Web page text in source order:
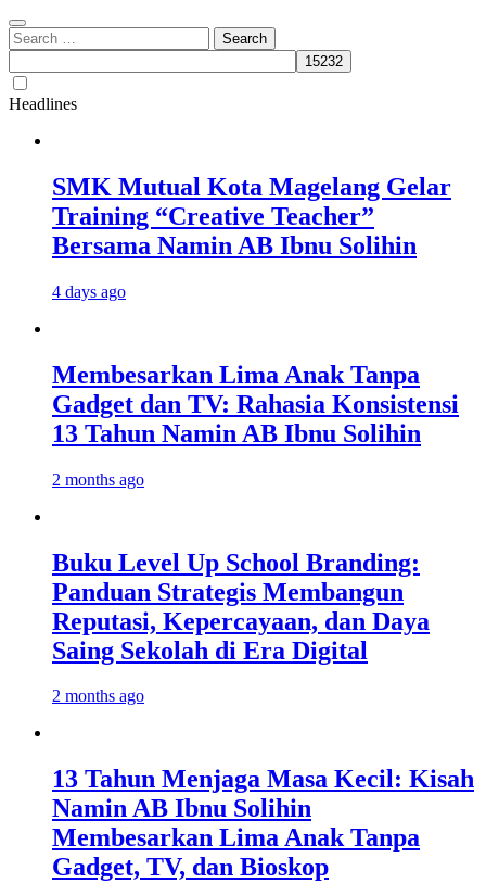
Search
for:
Headlines
SMK Mutual Kota Magelang Gelar
Training “Creative Teacher”
Bersama Namin AB Ibnu Solihin
4 days ago
Membesarkan Lima Anak Tanpa
Gadget dan TV: Rahasia Konsistensi
13 Tahun Namin AB Ibnu Solihin
2 months ago
Buku Level Up School Branding:
Panduan Strategis Membangun
Reputasi, Kepercayaan, dan Daya
Saing Sekolah di Era Digital
2 months ago
13 Tahun Menjaga Masa Kecil: Kisah
Namin AB Ibnu Solihin
Membesarkan Lima Anak Tanpa
Gadget, TV, dan Bioskop